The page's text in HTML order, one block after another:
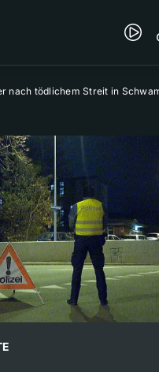
nach tödlichem Streit in